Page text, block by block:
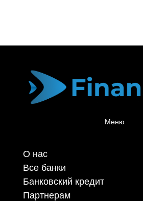
Меню
О нас
Все банки
Банковский кредит
Партнерам